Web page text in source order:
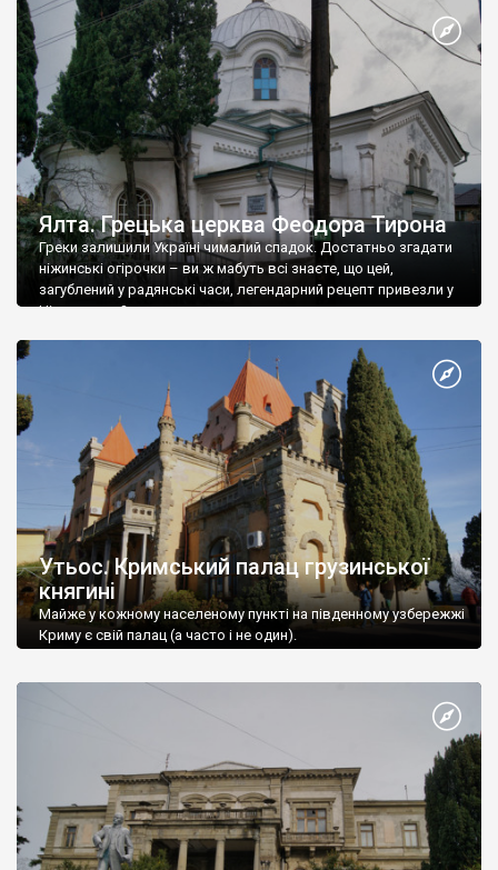
Ялта. Грецька церква Феодора Тирона
Греки залишили Україні чималий спадок. Достатньо згадати
ніжинські огірочки – ви ж мабуть всі знаєте, що цей,
загублений у радянські часи, легендарний рецепт привезли у
Ніжин греки?
Утьос. Кримський палац грузинської
княгині
Майже у кожному населеному пункті на південному узбережжі
Криму є свій палац (а часто і не один).